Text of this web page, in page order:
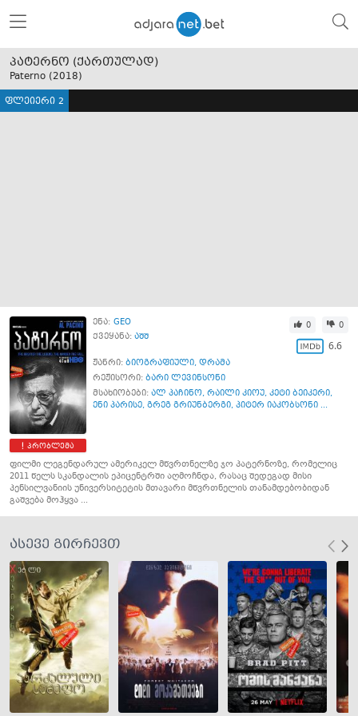
პატერნო (ქართულად)
Paterno (2018)
ფლეიერი 2
პრობლემა
ენა: GEO
ქვეყანა: აშშ
0 0
6.6
ჟანრი: ბიოგრაფიული, დრამა
რეჟისორი: ბარი ლევინსონი
მსახიობები: ალ პაჩინო, რაილი კიოუ, კეტი ბეიკერი,
ენი პარისე, გრეგ გრიუნბერგი, პიტერ იაკობსონი ...
ფილმი ლეგენდარულ ამერიკელ მწვრთნელზე ჯო პატერნოზე, რომელიც
2011 წელს სკანდალის ეპიცენტრში აღმოჩნდა, რასაც შედეგად მისი
პენსილვანიის უნივერსიტეტის მთავარი მწვრთნელის თანამდებობიდან
გაშვება მოჰყვა ...
ასევე გირჩევთ